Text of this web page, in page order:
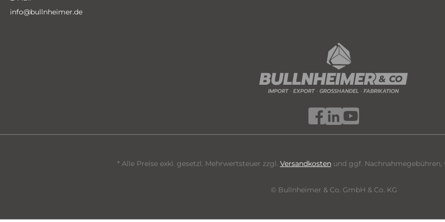
info@bullnheimer.de
* Alle Preise exkl. gesetzl. Mehrwertsteuer zzgl. Versandkostenund ggf. Nachnahmegebühren,
© Bullnheimer & Co. GmbH & Co. KG